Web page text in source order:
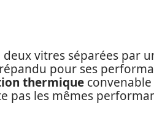
vitres séparées par
pour ses
thermique
pas les mêmes